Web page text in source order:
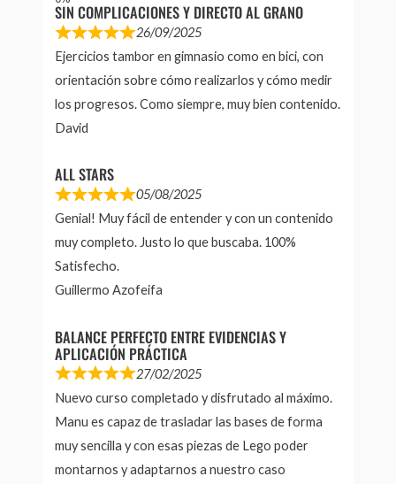
SIN COMPLICACIONES Y DIRECTO AL GRANO
26/09/2025
Ejercicios tambor en gimnasio como en bici, con
orientación sobre cómo realizarlos y cómo medir
los progresos. Como siempre, muy bien contenido.
David
ALL STARS
05/08/2025
Genial! Muy fácil de entender y con un contenido
muy completo. Justo lo que buscaba. 100%
Satisfecho.
Guillermo Azofeifa
BALANCE PERFECTO ENTRE EVIDENCIAS Y
APLICACIÓN PRÁCTICA
27/02/2025
Nuevo curso completado y disfrutado al máximo.
Manu es capaz de trasladar las bases de forma
muy sencilla y con esas piezas de Lego poder
montarnos y adaptarnos a nuestro caso